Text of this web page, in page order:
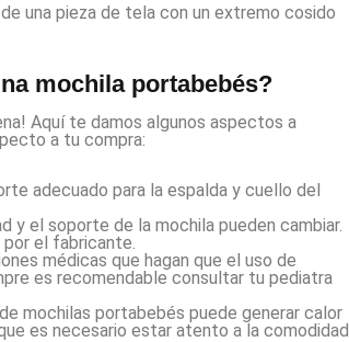
una pieza de tela con un extremo cosido
mochila portabebés?
Aquí te damos algunos aspectos a
a tu compra:
adecuado para la espalda y cuello del
y el soporte de la mochila pueden cambiar.
el fabricante.
médicas que hagan que el uso de
es recomendable consultar tu pediatra
mochilas portabebés puede generar calor
es necesario estar atento a la comodidad